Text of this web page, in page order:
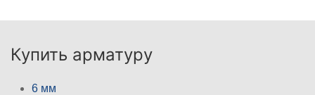
Купить арматуру
6 мм